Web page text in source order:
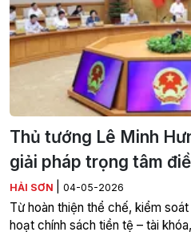
Thủ tướng Lê Minh
giải pháp trọng tâm
HẢI SƠN 04-05-2026
Từ hoàn thiện thể chế, kiểm
hoạt chính sách tiền tệ – tài